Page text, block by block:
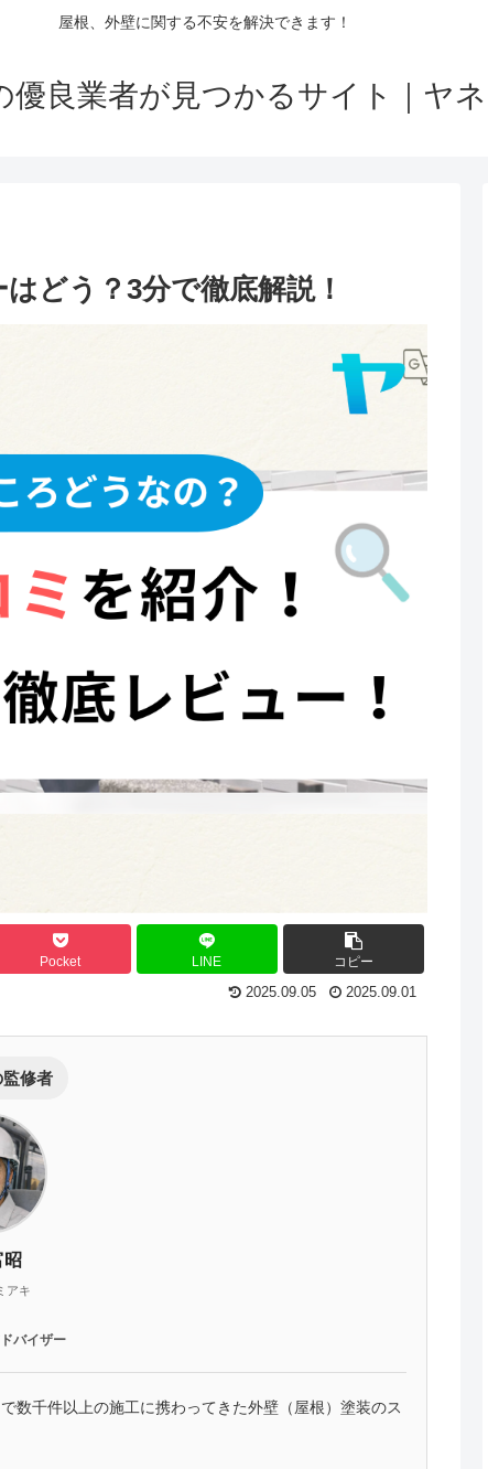
屋根、外壁に関する不安を解決できます！
優良業者が見つかるサイト｜ヤ
どう？3分で徹底解説！
Pocket LINE コピー
2025.09.05 2025.09.01
修者
昭
アキ
バイザー
数千件以上の施工に携わってきた外壁（屋根）塗装のス